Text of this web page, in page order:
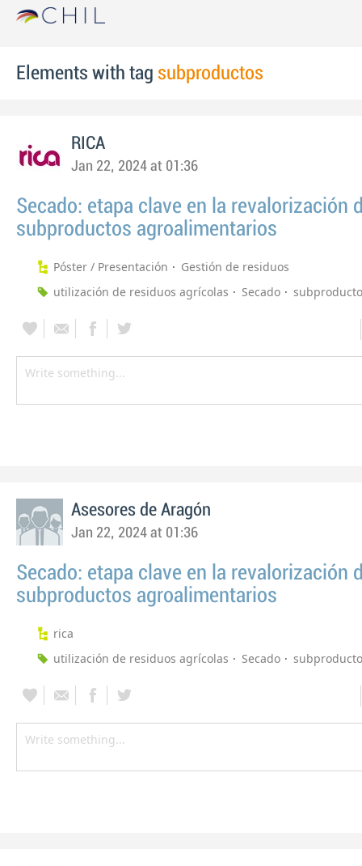
Elements with tag subproductos
RICA
Jan 22, 2024 at 01:36
Secado: etapa clave en la revalorización
subproductos agroalimentarios
Póster / Presentación
Gestión de residuos
utilización de residuos agrícolas
Secado
Asesores de Aragón
Jan 22, 2024 at 01:36
Secado: etapa clave en la revalorización
subproductos agroalimentarios
rica
utilización de residuos agrícolas
Secado